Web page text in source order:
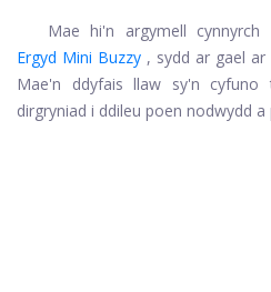
Mae hi'n argymell
Ergyd Mini Buzzy , sydd ar gael ar
Mae'n ddyfais llaw sy'n cyfuno
dirgryniad i ddileu poen nodwydd a